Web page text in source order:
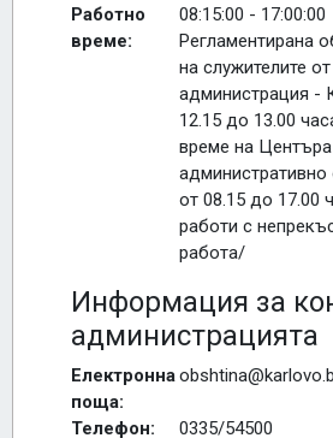
Работно
време:
08:15:00 - 17:00:00
Регламентирана
на служителите
администрация -
12.15 до 13.00
време на
от 08.15 до 17.00
работи с
работа/
Информация за
администрацията
Електронна
поща:
Телефон:
0335/54500